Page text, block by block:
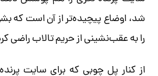
شد، اوضاع پیچیده‌تر از آن است که
را به عقب‌نشینی از حریم تالاب راضی
از کنار پل چوبی که برای سایت